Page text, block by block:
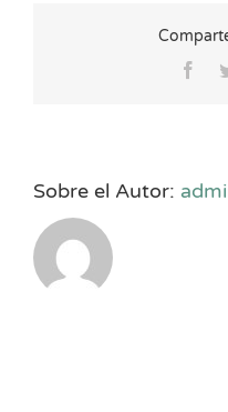
Sobre el Autor: